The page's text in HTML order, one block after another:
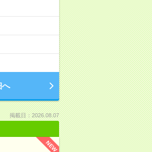
へ
掲載日：2026.08.07
NEW